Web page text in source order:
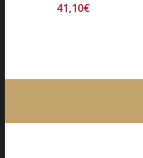
41,10€